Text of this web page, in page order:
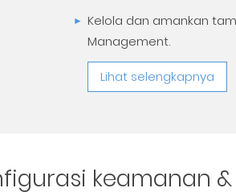
Kelola dan amankan
Management.
Lihat selengkapnya
keamanan &